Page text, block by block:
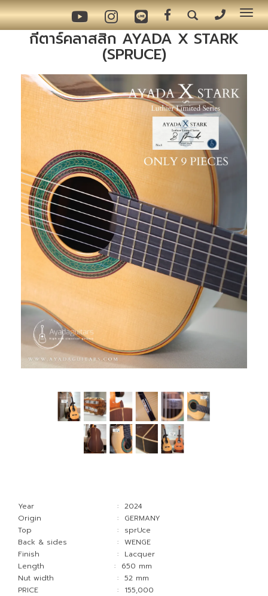
กีตาร์คลาสสิก AYADA X STARK
(SPRUCE)
Year
: 2024
Origin
: GERMANY
Top
: sprUce
Back & sides
: WENGE
Finish
: Lacquer
Length
: 650 mm
Nut width
: 52 mm
PRICE
: 155,000